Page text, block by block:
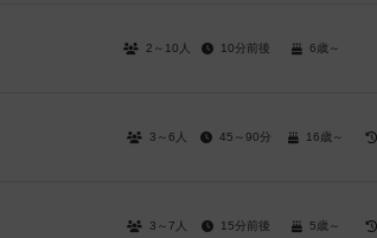
2～10人 10分前後 6歳～
3～6人 45～90分 16歳～
3～7人 15分前後 5歳～